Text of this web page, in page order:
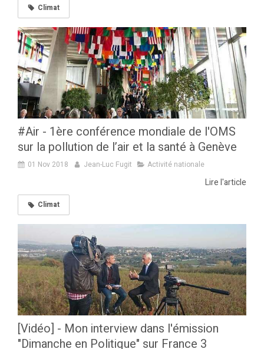
Climat
#Air - 1ère conférence mondiale de l'OMS
sur la pollution de l’air et la santé à Genève
01 Nov 2018 Jean-Luc Fugit Activité nationale
Lire l'article
Climat
[Vidéo] - Mon interview dans l'émission
"Dimanche en Politique" sur France 3